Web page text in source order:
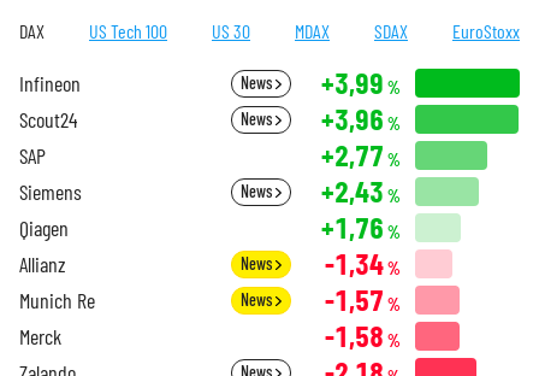
DAX US Tech 100 US 30 MDAX SDAX EuroStoxx
Infineon News +3,99 %
Scout24 News +3,96 %
SAP +2,77 %
Siemens News +2,43 %
Qiagen +1,76 %
Allianz News -1,34%
Munich Re News -1,57 %
Merck -1,58 %
News